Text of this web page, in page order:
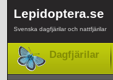
Lepidoptera.se
Svenska dagfjärilar och nattfjärilar
Dagfjärilar